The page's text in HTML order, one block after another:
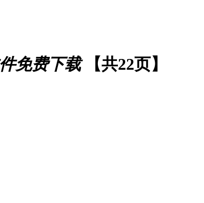
免费下载【共22页】